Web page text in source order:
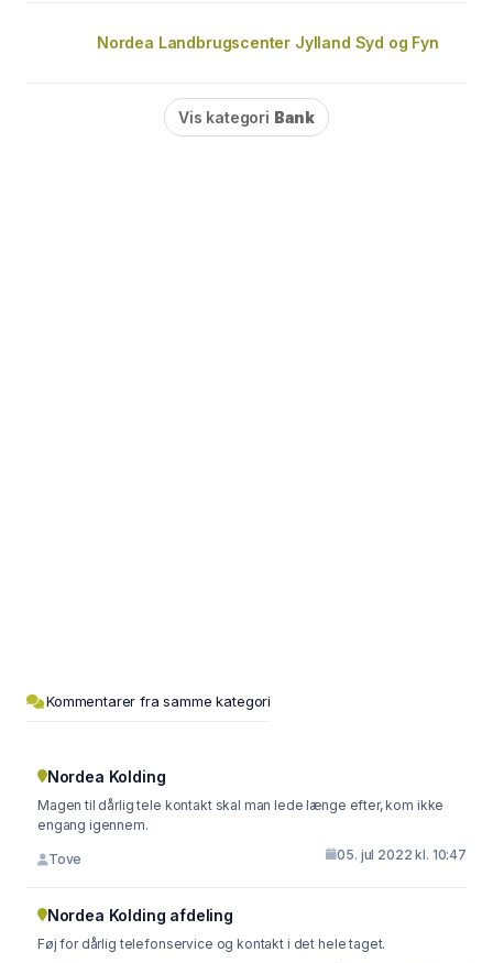
Nordea Landbrugscenter Jylland Syd og Fyn
Vis kategori Bank
Kommentarer fra samme kategori
Nordea Kolding
Magen til dårlig tele kontakt skal man lede længe efter, kom ikke
engang igennem.
Tove 05. jul 2022 kl. 10:47
Nordea Kolding afdeling
Føj for dårlig telefonservice og kontakt i det hele taget.